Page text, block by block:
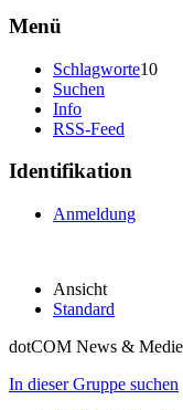
Menü
Schlagworte10
Suchen
Info
RSS-Feed
Identifikation
Anmeldung
Ansicht
Standard
dotCOM News &
In dieser Gruppe suchen